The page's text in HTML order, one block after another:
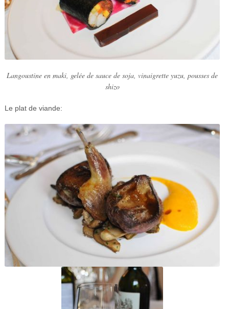
Langoustine en maki, gelée de sauce de soja, vinaigrette yuzu, pousses de
shizo
Le plat de viande: